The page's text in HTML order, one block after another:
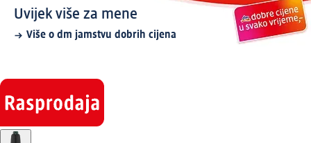
Uvijek više za mene
Više o dm jamstvu dobrih cijena